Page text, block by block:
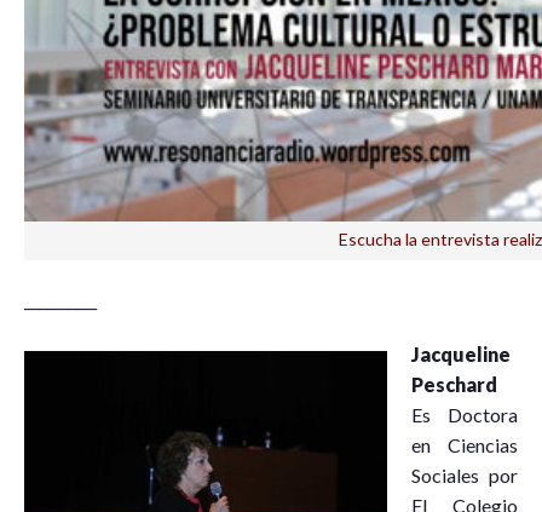
Escucha la entrevista
Jacqueline
Peschard
Es Doctora
en Ciencias
Sociales por
El Colegio